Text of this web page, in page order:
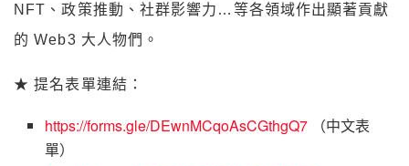
NFT、政策推動、社群影響力…等各領域作出顯著貢獻
的 Web3 大人物們。
★ 提名表單連結：
https://forms.gle/DEwnMCqoAsCGthgQ7 （中文表
單）